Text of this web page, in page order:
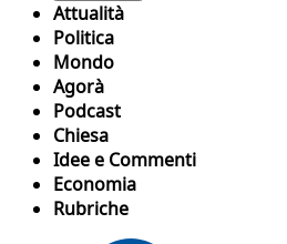
Attualità
Politica
Mondo
Agorà
Podcast
Chiesa
Idee e Commenti
Economia
Rubriche